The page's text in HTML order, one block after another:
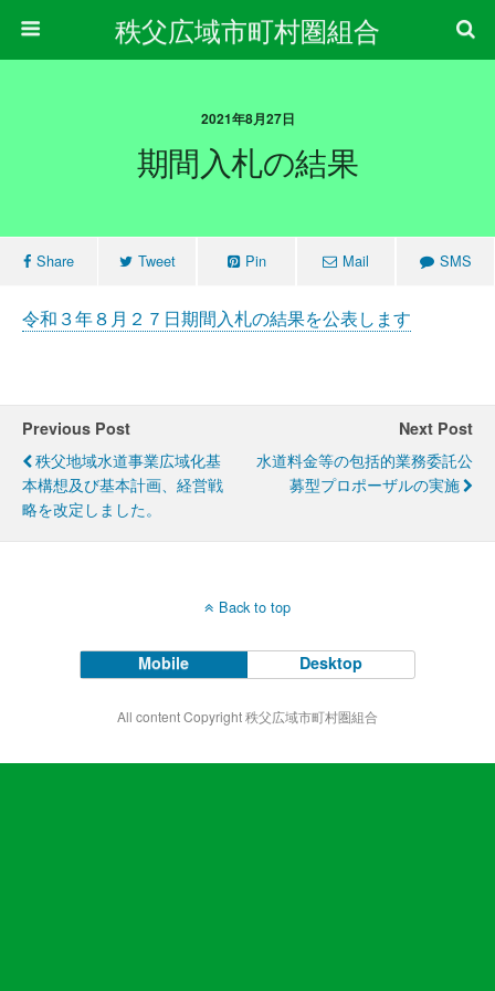
秩父広域市町村圏組合
2021年8月27日
期間入札の結果
Share Tweet Pin Mail SMS
令和３年８月２７日期間入札の結果を公表します
Previous Post
秩父地域水道事業広域化基
本構想及び基本計画、経営戦
略を改定しました。
Next Post
水道料金等の包括的業務委託公
募型プロポーザルの実施
Back to top
Mobile Desktop
All content Copyright 秩父広域市町村圏組合